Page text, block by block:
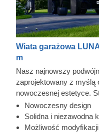
Wiata garażowa
m
Nasz najnowszy
zaprojektowany z myślą
nowoczesnej estetyce.
smukła konstrukcja i
sprawiają, że ta
cennym dodatkiem do
Nowoczesny design
Solidna i niezawodna
Możliwość